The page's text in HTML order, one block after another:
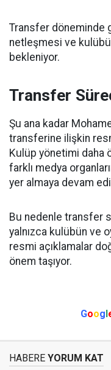
Transfer döneminde
netleşmesi ve
bekleniyor.
Transfer
Şu ana kadar
transferine ilişkin
Kulüp yönetimi daha
farklı medya
yer almaya devam
Bu nedenle transfer
yalnızca kulübün ve
resmi açıklamalar
önem taşıyor.
Googl
HABERE YORUM KAT